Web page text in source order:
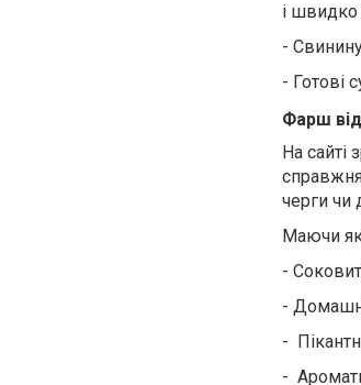
і швидко
-
- Готові
Фарш
На сайті
черги чи
Маючи
-
-
-
-